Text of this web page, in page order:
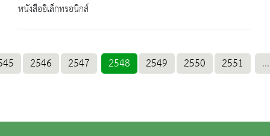
หนังสืออิเล็กทรอนิกส์
2546 2547 2548 2549 2550 2551 ...